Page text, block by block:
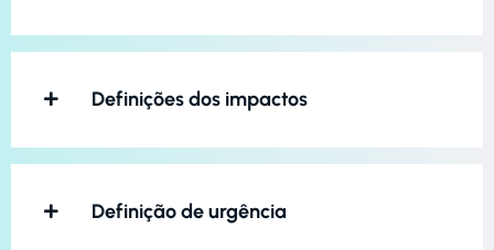
Definições dos impactos
Definição de urgência